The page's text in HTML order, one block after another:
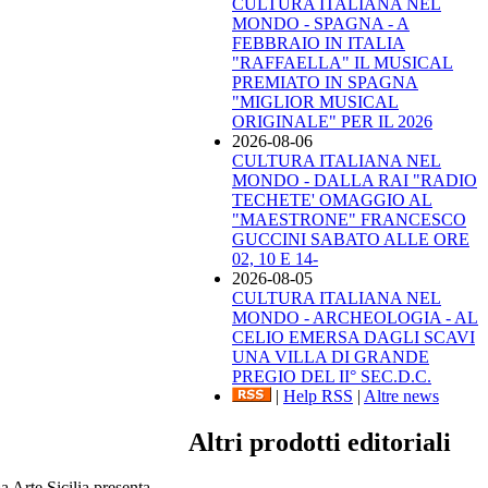
MONDO - SPAGNA - A
FEBBRAIO IN ITALIA
"RAFFAELLA" IL MUSICAL
PREMIATO IN SPAGNA
"MIGLIOR MUSICAL
ORIGINALE" PER IL 2026
2026-08-06
CULTURA ITALIANA NEL
MONDO - DALLA RAI "RADIO
TECHETE' OMAGGIO AL
"MAESTRONE" FRANCESCO
GUCCINI SABATO ALLE ORE
02, 10 E 14-
2026-08-05
CULTURA ITALIANA NEL
MONDO - ARCHEOLOGIA - AL
CELIO EMERSA DAGLI SCAVI
UNA VILLA DI GRANDE
PREGIO DEL II° SEC.D.C.
| Help RSS | Altre news
Altri prodotti editoriali